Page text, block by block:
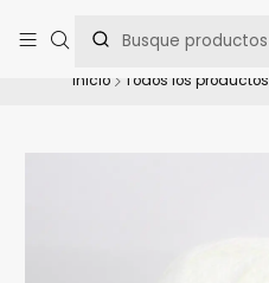
una asesoría personalizada.
Inicio Todos los productos